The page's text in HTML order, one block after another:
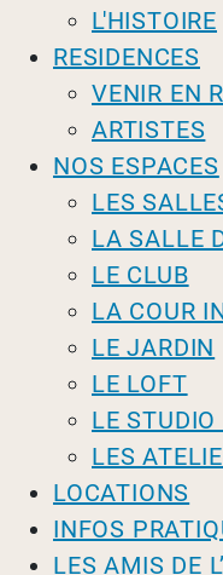
L'HISTOIRE
RESIDENCES
VENIR EN
ARTISTES
NOS ESPACES
LES
LA SALLE
LE CLUB
LA COUR
LE JARDIN
LE LOFT
LE STUDIO
LES
LOCATIONS
INFOS
LES AMIS DE